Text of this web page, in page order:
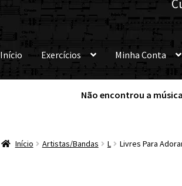
Início Exercícios Minha Conta
Não encontrou a
Início Artistas/Bandas L Livres Para